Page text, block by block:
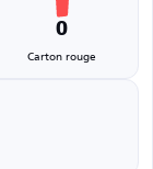
0
Carton rouge